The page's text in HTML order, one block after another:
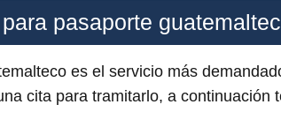
pasaporte
es el servicio más
cita para tramitarlo, a continuación